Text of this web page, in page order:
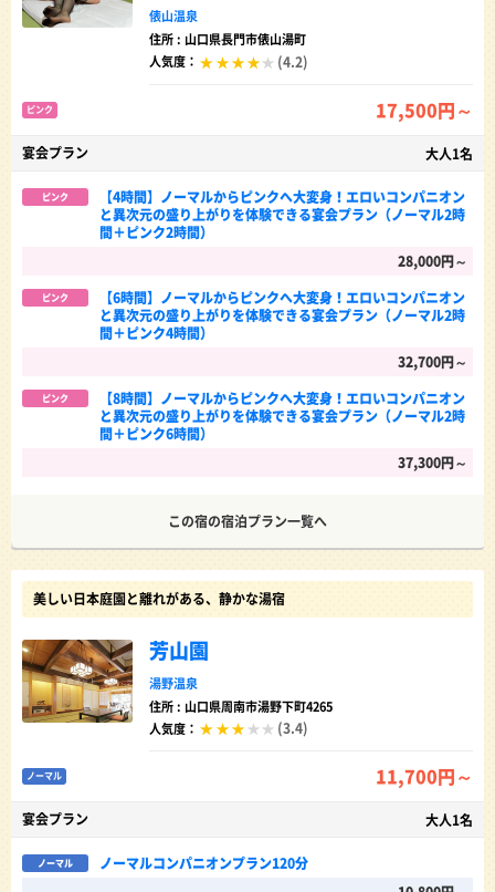
俵山温泉
住所 : 山口県長門市俵山湯町
人気度：
(4.2)
ピンク 17,500円～
宴会プラン 大人1名
ピンク
【4時間】ノーマルからピンクへ大変身！エロいコンパニオン
と異次元の盛り上がりを体験できる宴会プラン（ノーマル2時
間＋ピンク2時間）
28,000円～
ピンク
【6時間】ノーマルからピンクへ大変身！エロいコンパニオン
と異次元の盛り上がりを体験できる宴会プラン（ノーマル2時
間＋ピンク4時間）
32,700円～
ピンク
【8時間】ノーマルからピンクへ大変身！エロいコンパニオン
と異次元の盛り上がりを体験できる宴会プラン（ノーマル2時
間＋ピンク6時間）
37,300円～
この宿の宿泊プラン一覧へ
美しい日本庭園と離れがある、静かな湯宿
芳山園
湯野温泉
住所 : 山口県周南市湯野下町4265
人気度：
(3.4)
ノーマル 11,700円～
宴会プラン 大人1名
ノーマル
ノーマルコンパニオンプラン120分